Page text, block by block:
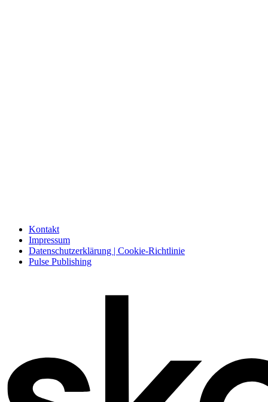
Kontakt
Impressum
Datenschutzerklärung | Cookie-Richtlinie
Pulse Publishing